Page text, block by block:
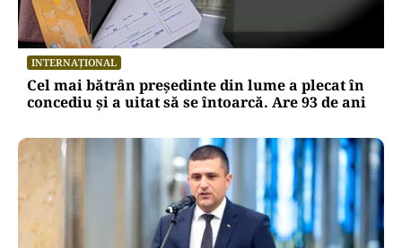
INTERNAȚIONAL
Cel mai bătrân președinte din lume a plecat în
concediu și a uitat să se întoarcă. Are 93 de ani